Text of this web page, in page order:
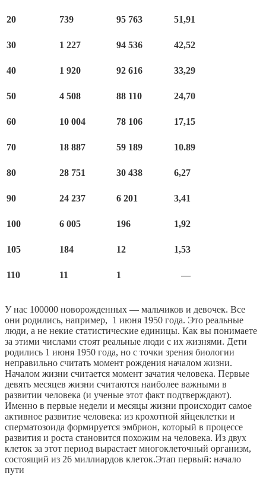
20 739 95 763 51,91
30 1 227 94 536 42,52
40 1 920 92 616 33,29
50 4 508 88 110 24,70
60 10 004 78 106 17,15
70 18 887 59 189 10.89
80 28 751 30 438 6,27
90 24 237 6 201 3,41
100 6 005 196 1,92
105 184 12 1,53
110 11 1 —
У нас 100000 новорожденных — мальчиков и девочек. Все
они родились, например, 1 июня 1950 года. Это реальные
люди, а не некие статистические единицы. Как вы понимаете
за этими числами стоят реальные люди с их жизнями. Дети
родились 1 июня 1950 года, но с точки зрения биологии
неправильно считать момент рождения началом жизни.
Началом жизни считается момент зачатия человека. Первые
девять месяцев жизни считаются наиболее важными в
развитии человека (и ученые этот факт подтверждают).
Именно в первые недели и месяцы жизни происходит самое
активное развитие человека: из крохотной яйцеклетки и
сперматозоида формируется эмбрион, который в процессе
развития и роста становится похожим на человека. Из двух
клеток за этот период вырастает многоклеточный организм,
состоящий из 26 миллиардов клеток.Этап первый: начало
пути